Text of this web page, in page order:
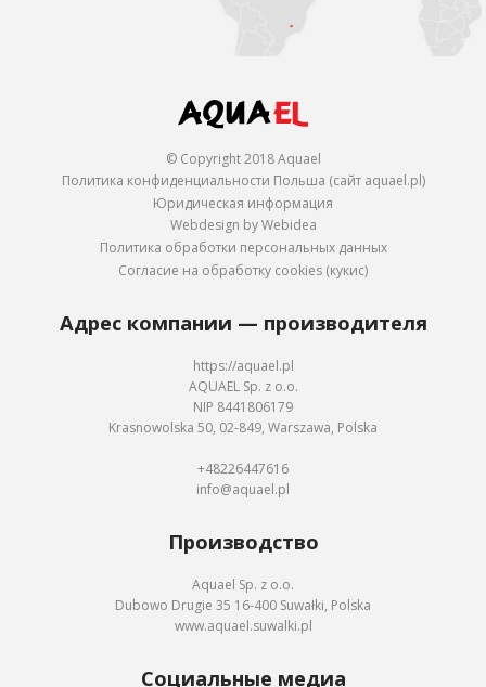
© Copyright 2018 Aquael
Политика конфиденциальности Польша (сайт aquael.pl)
Юридическая информация
Webdesign by Webidea
Политика обработки персональных данных
Согласие на обработку cookies (кукис)
Адрес компании — производителя
https://aquael.pl
AQUAEL Sp. z o.o.
NIP 8441806179
Krasnowolska 50, 02-849, Warszawa, Polska
+48226447616
info@aquael.pl
Производство
Aquael Sp. z o.o.
Dubowo Drugie 35 16-400 Suwałki, Polska
www.aquael.suwalki.pl
Социальные медиа